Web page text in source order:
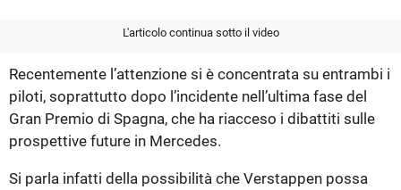
L'articolo continua sotto il video
Recentemente l’attenzione si è concentrata su entrambi i
piloti, soprattutto dopo l’incidente nell’ultima fase del
Gran Premio di Spagna, che ha riacceso i dibattiti sulle
prospettive future in Mercedes.
Si parla infatti della possibilità che Verstappen possa